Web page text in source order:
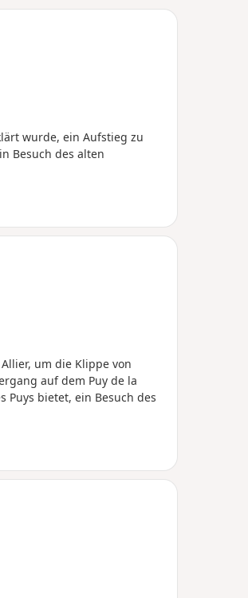
wurde, ein Aufstieg zu
Besuch des alten
um die Klippe von
auf dem Puy de la
Puys bietet, ein Besuch des